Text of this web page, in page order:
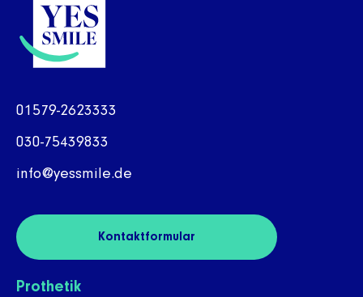
01579-2623333
030-75439833
info@yessmile.de
Kontaktformular
Prothetik